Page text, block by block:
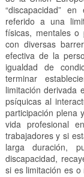
“discapacidad”
referido a una
físicas, mentales
con diversas
efectiva de la
igualdad de
terminar
limitación derivada
psíquicas al
participación plena
vida profesional
trabajadores y si
larga duración,
discapacidad,
si es limitación es